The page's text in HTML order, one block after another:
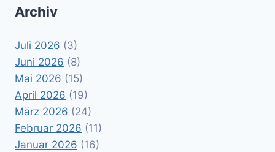
Archiv
Juli 2026 (3)
Juni 2026 (8)
Mai 2026 (15)
April 2026 (19)
März 2026 (24)
Februar 2026 (11)
Januar 2026 (16)